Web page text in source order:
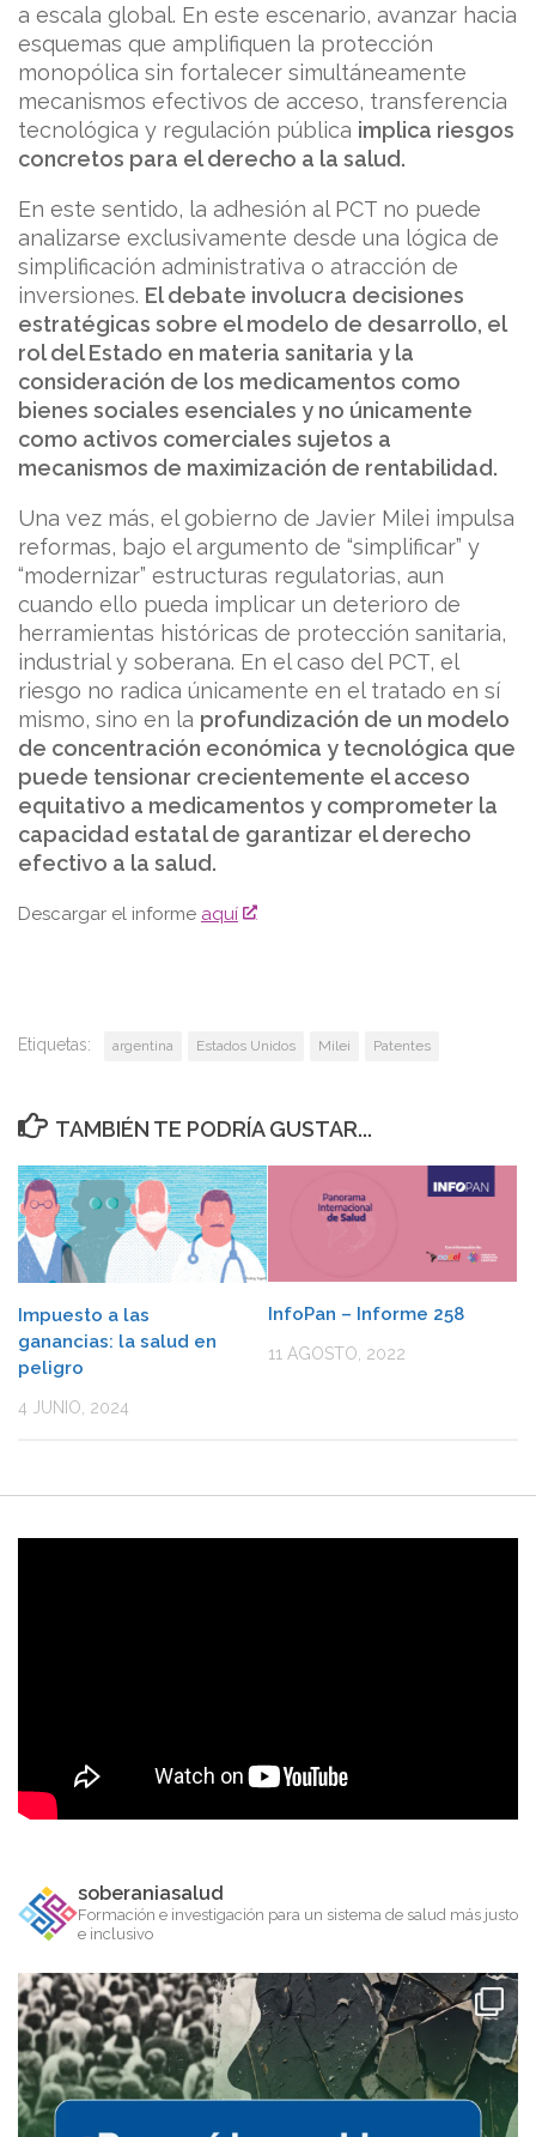
a escala global. En este escenario, avanzar hacia
esquemas que amplifiquen la protección
monopólica sin fortalecer simultáneamente
mecanismos efectivos de acceso, transferencia
tecnológica y regulación pública implica riesgos
concretos para el derecho a la salud.
En este sentido, la adhesión al PCT no puede
analizarse exclusivamente desde una lógica de
simplificación administrativa o atracción de
inversiones. El debate involucra decisiones
estratégicas sobre el modelo de desarrollo, el
rol del Estado en materia sanitaria y la
consideración de los medicamentos como
bienes sociales esenciales y no únicamente
como activos comerciales sujetos a
mecanismos de maximización de rentabilidad.
Una vez más, el gobierno de Javier Milei impulsa
reformas, bajo el argumento de “simplificar” y
“modernizar” estructuras regulatorias, aun
cuando ello pueda implicar un deterioro de
herramientas históricas de protección sanitaria,
industrial y soberana. En el caso del PCT, el
riesgo no radica únicamente en el tratado en sí
mismo, sino en la profundización de un modelo
de concentración económica y tecnológica que
puede tensionar crecientemente el acceso
equitativo a medicamentos y comprometer la
capacidad estatal de garantizar el derecho
efectivo a la salud.
Descargar el informe aquí
Etiquetas: argentina Estados Unidos Milei Patentes
TAMBIÉN TE PODRÍA GUSTAR...
Impuesto a las
ganancias: la salud en
peligro
4 JUNIO, 2024
InfoPan – Informe 258
11 AGOSTO, 2022
soberaniasalud
Formación e investigación para un sistema de salud más justo
e inclusivo